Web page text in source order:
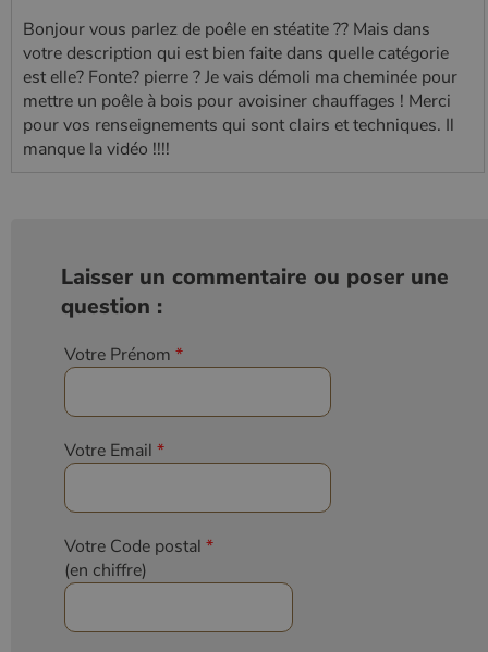
Bonjour vous parlez de poêle en stéatite ?? Mais dans
votre description qui est bien faite dans quelle catégorie
est elle? Fonte? pierre ? Je vais démoli ma cheminée pour
mettre un poêle à bois pour avoisiner chauffages ! Merci
pour vos renseignements qui sont clairs et techniques. Il
manque la vidéo !!!!
Laisser un commentaire ou poser une
question :
Votre Prénom *
Votre Email *
Votre Code postal *
(en chiffre)